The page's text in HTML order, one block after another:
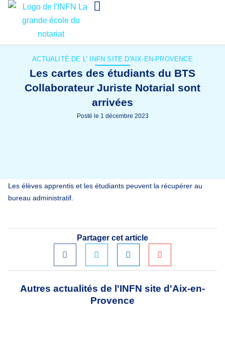
ACTUALITÉ DE L' INFN SITE D'AIX-EN-PROVENCE
Les cartes des étudiants du BTS
Collaborateur Juriste Notarial sont
arrivées
Posté le 1 décembre 2023
Les élèves apprentis et les étudiants peuvent la récupérer au
bureau administratif.
Partager cet article
Autres actualités de l'INFN site d'Aix-en-
Provence